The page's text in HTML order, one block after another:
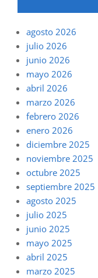
agosto 2026
julio 2026
junio 2026
mayo 2026
abril 2026
marzo 2026
febrero 2026
enero 2026
diciembre 2025
noviembre 2025
octubre 2025
septiembre 2025
agosto 2025
julio 2025
junio 2025
mayo 2025
abril 2025
marzo 2025